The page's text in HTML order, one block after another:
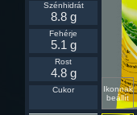
Ikonnak
beállít
Szénhidrát
8.8 g
Fehérje
5.1 g
Rost
4.8 g
Cukor